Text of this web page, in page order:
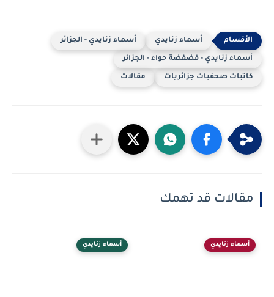
أسماء زنايدي أسماء زنايدي - الجزائر
أسماء زنايدي - فضفضة حواء - الجزائر
كاتبات صحفيات جزائريات مقالات
مقالات قد تهمك
أسماء زنايدي أسماء زنايدي